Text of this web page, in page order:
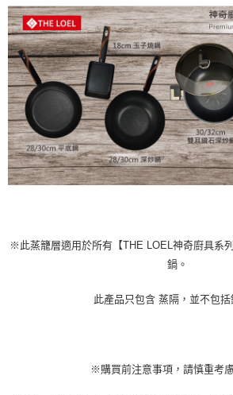
※此蒸籠層適用於所有【THE LOEL神奇廚具系
鍋。
此產品只包含 蒸隔，並不包
※購買前注意事項，請慎重考